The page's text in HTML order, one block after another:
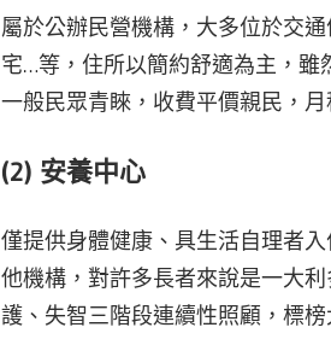
屬於公辦民營機構，大多位於交
宅…等，住所以簡約舒適為主，
一般民眾青睞，收費平價親民，月
(2) 安養中心
僅提供身體健康、具生活自理者
他機構，對許多長者來說是一大
護、失智三階段連續性照顧，標